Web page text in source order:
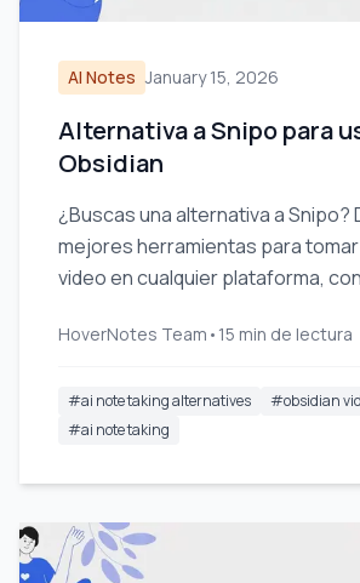
AI Notes January 15, 2026
Alternativa a Snipo para
Obsidian
¿Buscas una alternativa a Snipo?
mejores herramientas para
video en cualquier plataforma,
usuarios de Obsidian.
HoverNotes Team • 15 min de lectura
#ai note taking alternatives #obsidian
#ai note taking